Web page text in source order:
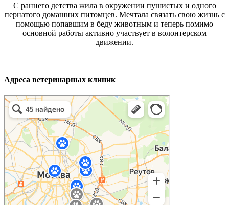
С раннего детства жила в окружении пушистых и одного
пернатого домашних питомцев. Мечтала связать свою жизнь с
помощью попавшим в беду животным и теперь помимо
основной работы активно участвует в волонтерском
движении.
Адреса ветеринарных клиник